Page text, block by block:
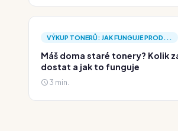
VÝKUP TONERŮ: JAK FUNGUJE PROD...
Máš doma staré tonery? Kolik
dostat a jak to funguje
3 min.